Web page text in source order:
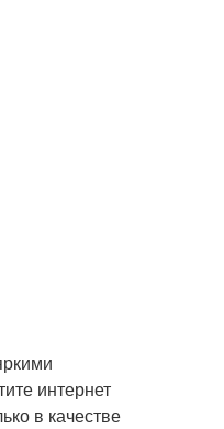
интернет
в качестве